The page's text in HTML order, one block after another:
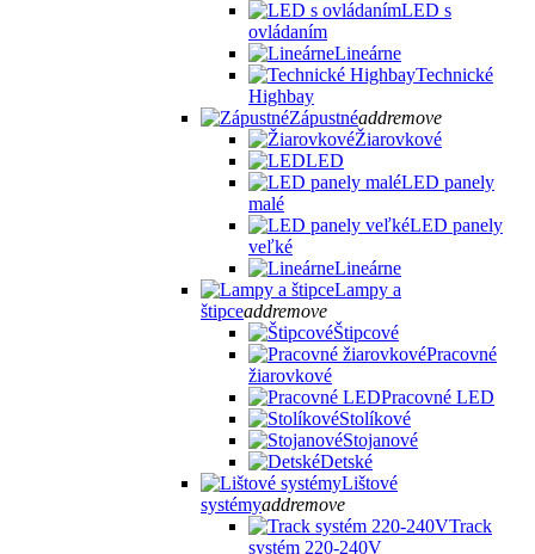
LED s
ovládaním
Lineárne
Technické
Highbay
Zápustnéaddremove
Žiarovkové
LED
LED panely
malé
LED panely
veľké
Lineárne
Lampy a
štipceaddremove
Štipcové
Pracovné
žiarovkové
Pracovné LED
Stolíkové
Stojanové
Detské
Lištové
systémyaddremove
Track
systém 220-240V